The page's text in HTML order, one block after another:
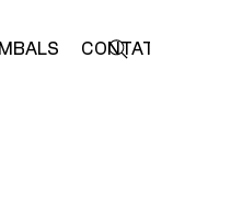
CONTATO